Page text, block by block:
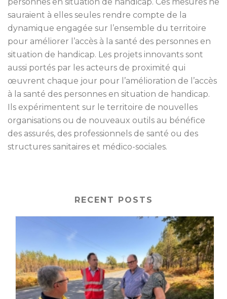
sauraient à elles seules rendre compte de la
dynamique engagée sur l’ensemble du territoire
pour améliorer l’accès à la santé des personnes en
situation de handicap. Les projets innovants sont
aussi portés par les acteurs de proximité qui
œuvrent chaque jour pour l’amélioration de l’accès
à la santé des personnes en situation de handicap.
Ils expérimentent sur le territoire de nouvelles
organisations ou de nouveaux outils au bénéfice
des assurés, des professionnels de santé ou des
structures sanitaires et médico-sociales.
RECENT POSTS